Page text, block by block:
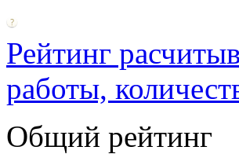
Рейтинг
работы,
Общий рейтинг